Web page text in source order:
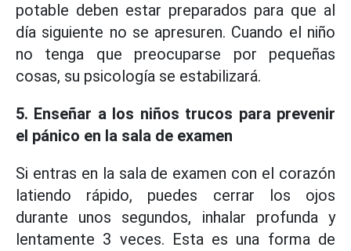
potable deben estar preparados para que al
día siguiente no se apresuren. Cuando el niño
no tenga que preocuparse por pequeñas
cosas, su psicología se estabilizará.
5. Enseñar a los niños trucos para prevenir
el pánico en la sala de examen
Si entras en la sala de examen con el corazón
latiendo rápido, puedes cerrar los ojos
durante unos segundos, inhalar profunda y
lentamente 3 veces. Esta es una forma de